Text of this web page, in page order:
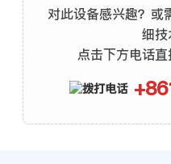
对此设备感兴趣？或
细技
点击下方电话直